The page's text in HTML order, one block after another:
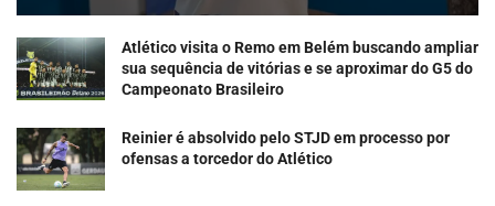
Atlético visita o Remo em Belém buscando ampliar
sua sequência de vitórias e se aproximar do G5 do
Campeonato Brasileiro
Reinier é absolvido pelo STJD em processo por
ofensas a torcedor do Atlético